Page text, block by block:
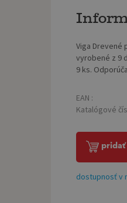
Viga Drevené
vyrobené z 9
9 ks.
EAN :
Katalógové
pridať
dostupnosť v